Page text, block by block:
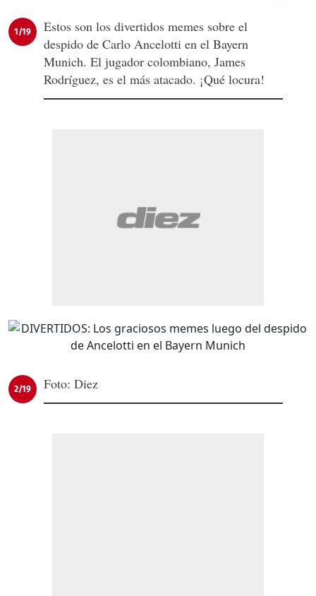
1/19
Estos son los divertidos memes sobre el
despido de Carlo Ancelotti en el Bayern
Munich. El jugador colombiano, James
Rodríguez, es el más atacado. ¡Qué locura!
2/19 Foto: Diez